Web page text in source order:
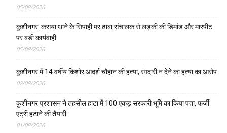
05/08/2026
कुशीनगर: कसया थाने के सिपाही पर ढाबा संचालक से लड़की की डिमांड और मारपीट
पर बड़ी कार्यवाही
05/08/2026
कुशीनगर में 14 वर्षीय किशोर आदर्श चौहान की हत्या, रंगदारी न देने का हत्या का आरोप
02/08/2026
कुशीनगर प्रशासन ने तहसील हाटा में 100 एकड़ सरकारी भूमि का किया पता, फर्जी
एंट्री हटाने की तैयारी
01/08/2026